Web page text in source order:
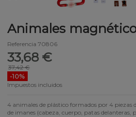
Animales
Referencia 70806
33,68 €
37,42 €
-10%
Impuestos incluidos
4 animales de plástico formados por 4
de imanes (cabeza, cuerpo, patas delanteras,